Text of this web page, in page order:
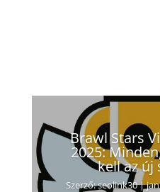
Brawl Stars
2025:
kell az új
Szerző:seolink30|